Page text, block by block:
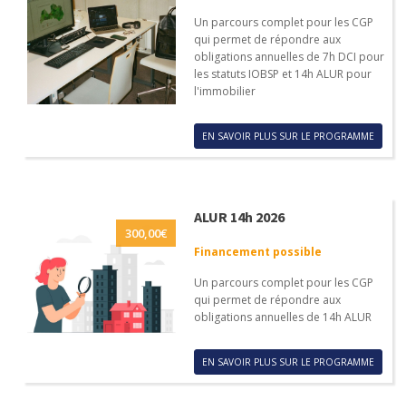
Un parcours complet pour les CGP
qui permet de répondre aux
obligations annuelles de 7h DCI pour
les statuts IOBSP et 14h ALUR pour
l'immobilier
EN SAVOIR PLUS SUR LE PROGRAMME
300,00€
ALUR 14h 2026
Financement possible
Un parcours complet pour les CGP
qui permet de répondre aux
obligations annuelles de 14h ALUR
EN SAVOIR PLUS SUR LE PROGRAMME